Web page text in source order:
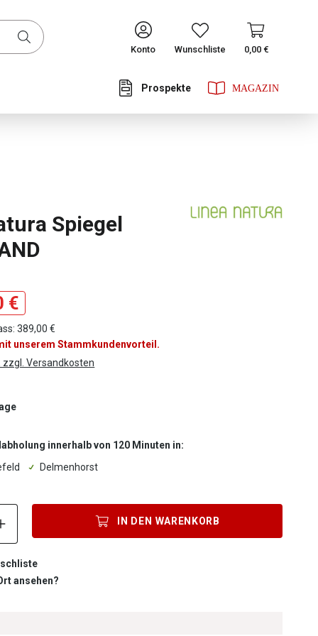
CONTINUE
Konto
Wunschliste 0,00 €
Prospekte
Bewertung von 0 von 5 Sternen
Spiegel
€
389,00 €
unserem Stammkundenvorteil.
zzgl. Versandkosten
innerhalb von 120 Minuten in:
Delmenhorst
Produkt Anzahl: Gib den gewünschten Wert ein oder benutze die
IN DEN WARENKORB
ansehen?